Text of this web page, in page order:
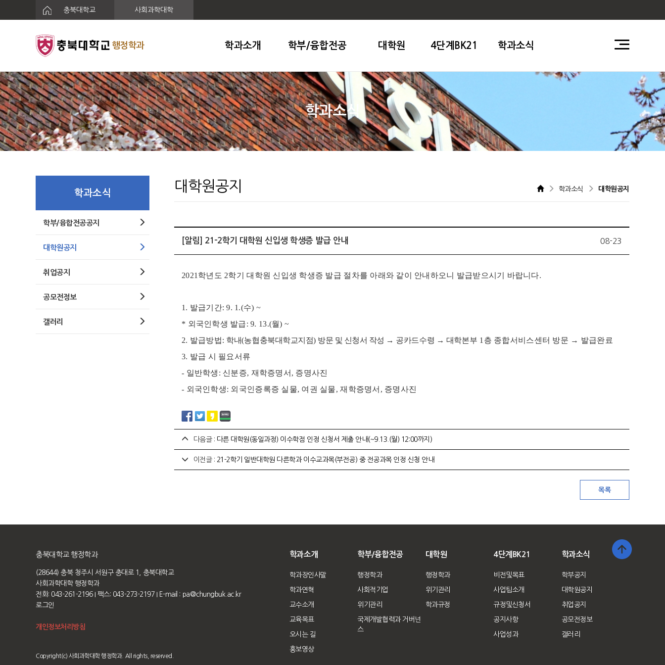
충북대학교 사회과학대학
행정학과 학과소개 학부/융합전공 대학원 4단계BK21 학과소식
학과소식
학과소식
학부/융합전공공지
대학원공지
취업공지
공모전정보
갤러리
대학원공지 학과소식 대학원공지
[알림] 21-2학기 대학원 신입생 학생증 발급 안내 08-23
2021 학년도 2학기 대학원 신입생 학생증 발급 절차를 아래와 같이 안내하오니 발급받으시기 바랍니다.
1. 발급기간: 9. 1.(수) ~
* 외국인학생 발급: 9. 13.(월) ~
2. 발급방법: 학내(농협충북대학교지점) 방문 및 신청서 작성 → 공카드수령 → 대학본부 1 층 종합서비스센터 방문 → 발급완료
3. 발급 시 필요서류
- 일반학생 : 신분증, 재학증명서 , 증명사진
- 외국인학생: 외국인증록증 실물, 여권 실물,재학증명서 , 증명사진
다음글 : 다른 대학원(동일과정) 이수학점 인정 신청서 제출 안내(~9.13.(월) 12:00까지)
이전글 : 21-2학기 일반대학원 다른학과 이수교과목(부전공) 중 전공과목 인정 신청 안내
충북대학교 행정학과
(28644) 충북 청주시 서원구 충대로 1, 충북대학교
사회과학대학 행정학과
전화: 043-261-2196 I 팩스: 043-273-2197 I E-mail : pa@chungbuk.ac.kr
로그인
개인정보처리방침
Copyright(c) 사회과학대학 행정학과. All rights, reserved.
학과소개
학과장인사말
학과연혁
교수소개
교육목표
오시는 길
홍보영상
학부/융합전공
행정학과
사회적기업
위기관리
국제개발협력과 거버넌
스
대학원
행정학과
위기관리
학과규정
4단계BK21
비전및목표
사업팀소개
규정및신청서
공지사항
사업성과
학과소식
학부공지
대학원공지
취업공지
공모전정보
갤러리